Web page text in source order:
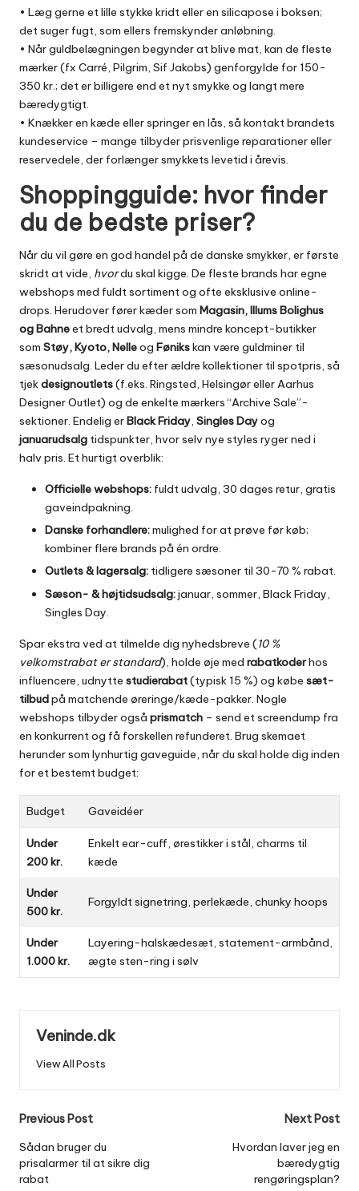
• Læg gerne et lille stykke kridt eller en silicapose i boksen;
det suger fugt, som ellers fremskynder anløbning.
• Når guldbelægningen begynder at blive mat, kan de fleste
mærker (fx Carré, Pilgrim, Sif Jakobs) genforgylde for 150-
350 kr.; det er billigere end et nyt smykke og langt mere
bæredygtigt.
• Knækker en kæde eller springer en lås, så kontakt brandets
kundeservice – mange tilbyder prisvenlige reparationer eller
reservedele, der forlænger smykkets levetid i årevis.
Shoppingguide: hvor finder
du de bedste priser?
Når du vil gøre en god handel på de danske smykker, er første
skridt at vide, hvordu skal kigge. De fleste brands har egne
webshops med fuldt sortiment og ofte eksklusive online-
drops. Herudover fører kæder som Magasin, Illums Bolighus
og Bahneet bredt udvalg, mens mindre koncept-butikker
som Støy, Kyoto, Nelleog Fønikskan være guldminer til
sæsonudsalg. Leder du efter ældre kollektioner til spotpris, så
tjekdesignoutlets(f.eks. Ringsted, Helsingør eller Aarhus
Designer Outlet) og de enkelte mærkers “Archive Sale”-
sektioner. Endelig erBlack Friday, Singles Dayog
januarudsalg tidspunkter, hvor selv nye styles ryger ned i
halv pris. Et hurtigt overblik:
Officielle webshops: fuldt udvalg, 30 dages retur, gratis
gaveindpakning.
Danske forhandlere:mulighed for at prøve før køb;
kombiner flere brands på én ordre.
Outlets & lagersalg: tidligere sæsoner til 30-70 % rabat.
Sæson- & højtidsudsalg:januar, sommer, Black Friday,
Singles Day.
Spar ekstra ved at tilmelde dig nyhedsbreve (10 %
velkomstrabat er standard), holde øje med rabatkoderhos
influencere, udnytte studierabat(typisk 15 %) og købe sæt-
tilbudpå matchende øreringe/kæde-pakker. Nogle
webshops tilbyder også prismatch – send et screendump fra
en konkurrent og få forskellen refunderet. Brug skemaet
herunder som lynhurtig gaveguide, når du skal holde dig inden
for et bestemt budget:
Budget Gaveidéer
Under
200 kr.
Enkelt ear-cuff, ørestikker i stål, charms til
kæde
Under
500 kr.
Forgyldt signetring, perlekæde, chunky hoops
Under
1.000 kr.
Layering-halskædesæt, statement-armbånd,
ægte sten-ring i sølv
Veninde.dk
View All Posts
Post
navigation
Previous Post
Sådan bruger du
prisalarmer til at sikre dig
rabat
Next Post
Hvordan laver jeg en
bæredygtig
rengøringsplan?